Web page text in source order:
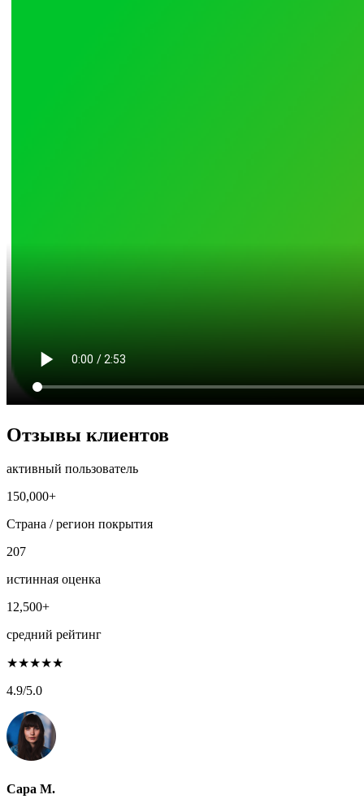
Отзывы клиентов
активный пользователь
150,000+
Страна / регион покрытия
207
истинная оценка
12,500+
средний рейтинг
★★★★★
4.9/5.0
Сара М.